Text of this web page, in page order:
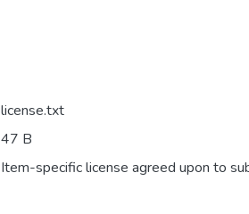
license.txt
47 B
Item-specific license agreed upon to